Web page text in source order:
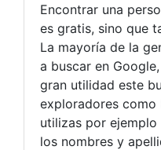
Encontrar una
es gratis, sino que
La mayoría de la
a buscar en
gran utilidad este
exploradores como
utilizas por
los nombres y